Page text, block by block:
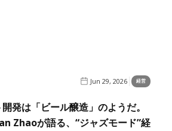
Jun 29, 2026 経営
発は「ビール醸造」のようだ。
Zhaoが語る、“ジャズモード”経